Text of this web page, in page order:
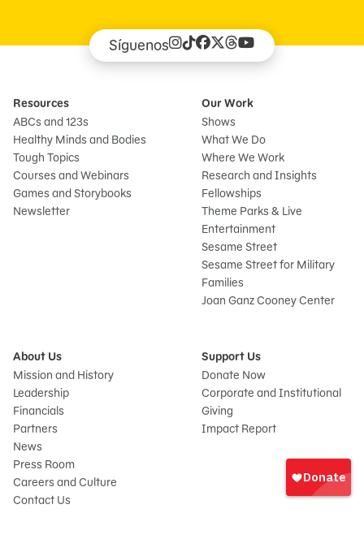
Síguenos
Resources
ABCs and 123s
Healthy Minds and Bodies
Tough Topics
Courses and Webinars
Games and Storybooks
Newsletter
Our Work
Shows
What We Do
Where We Work
Research and Insights
Fellowships
Theme Parks & Live
Entertainment
Sesame Street
Sesame Street for Military
Families
Joan Ganz Cooney Center
About Us
Mission and History
Leadership
Financials
Partners
News
Press Room
Careers and Culture
Contact Us
Support Us
Donate Now
Corporate and Institutional
Giving
Impact Report